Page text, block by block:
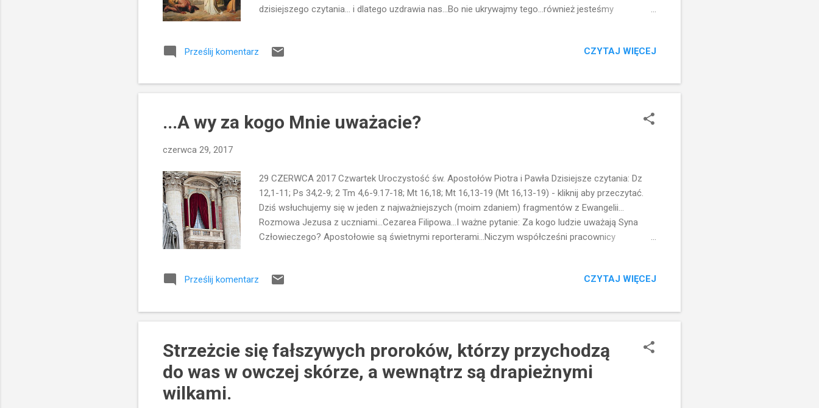
dzisiejszego czytania... i dlatego uzdrawia nas...Bo nie ukrywajmy tego...również jesteśmy
możemy sobie poradzić z naszymi słabościami, z naszymi nałogami.... z tym, że każdego dnia
na dziś, kiedy spotyka Jezusa mówi coś zaskakującego. Jeśli chcesz, możesz mnie oczyścić... To
nie jest ani rozpaczliwa prośba ani nachalne żebr...
Prześlij komentarz CZYTAJ WIĘCEJ
...A wy za kogo Mnie uważacie?
czerwca 29, 2017
29 CZERWCA 2017 Czwartek Uroczystość św. Apostołów Piotra i Pawła Dzisiejsze czytania: Dz
12,1-11; Ps 34,2-9; 2 Tm 4,6-9.17-18; Mt 16,18; Mt 16,13-19 (Mt 16,13-19) - kliknij aby przeczytać.
Dziś wsłuchujemy się w jeden z najważniejszych (moim zdaniem) fragmentów z Ewangelii...
Rozmowa Jezusa z uczniami...Cezarea Filipowa...I ważne pytanie: Za kogo ludzie uważają Syna
Człowieczego? Apostołowie są świetnymi reporterami...Niczym współcześni pracownicy
wśród Polaków sondę dotyczącą ich stopnia zaangażowania religijnego, znajomości prawd wiary
przytaczają statystyki....Jezus jednak nie pyta uczniów "za kogo ludzie mnie uważają?" z czystej
ciekawości...To pytanie jest wstępem do innego pytania...O...
Prześlij komentarz CZYTAJ WIĘCEJ
Strzeżcie się fałszywych proroków, którzy przychodzą
do was w owczej skórze, a wewnątrz są drapieżnymi
wilkami.